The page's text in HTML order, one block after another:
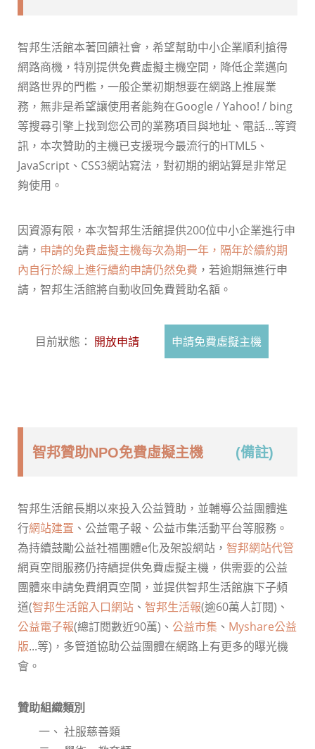
智邦生活館本著回饋社會，希望幫助中小企業順利搶得
網路商機，特別提供免費虛擬主機空間，降低企業邁向
網路世界的門檻，一般企業初期想要在網路上推展業
務，無非是希望讓使用者能夠在Google / Yahoo! / bing
等搜尋引擎上找到您公司的業務項目與地址、電話…等資
訊，本次贊助的主機已支援現今最流行的HTML5、
JavaScript、CSS3網站寫法，對初期的網站算是非常足
夠使用。
因資源有限，本次智邦生活館提供200位中小企業進行申
請， 申請的免費虛擬主機每次為期一年，隔年於續約期
內自行於線上進行續約申請仍然免費 ，若逾期無進行申
請，智邦生活館將自動收回免費贊助名額。
目前狀態： 開放申請 申請免費虛擬主機
智邦贊助NPO免費虛擬主機 (備註)
智邦生活館長期以來投入公益贊助，並輔導公益團體進
行網站建置 、公益電子報、公益市集活動平台等服務。
為持續鼓勵公益社福團體e化及架設網站， 智邦網站代管
網頁空間服務仍持續提供免費虛擬主機，供需要的公益
團體來申請免費網頁空間，並提供智邦生活館旗下子頻
道(智邦生活館入口網站 、 智邦生活報(逾60萬人訂閱)、
公益電子報(總訂閱數近90萬)、 公益市集 、 Myshare公益
版...等)，多管道協助公益團體在網路上有更多的曝光機
會。
贊助組織類別
一、 社服慈善類